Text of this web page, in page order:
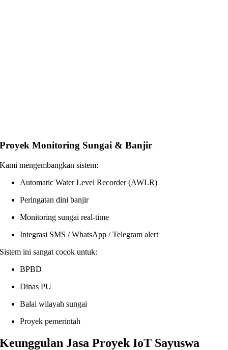
Proyek Monitoring Sungai & Banjir
Kami mengembangkan sistem:
Automatic Water Level Recorder (AWLR)
Peringatan dini banjir
Monitoring sungai real-time
Integrasi SMS / WhatsApp / Telegram alert
Sistem ini sangat cocok untuk:
BPBD
Dinas PU
Balai wilayah sungai
Proyek pemerintah
Keunggulan Jasa Proyek IoT Sayuswa